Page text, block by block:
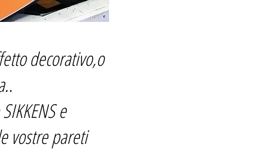
decorativo,o
e
vostre pareti